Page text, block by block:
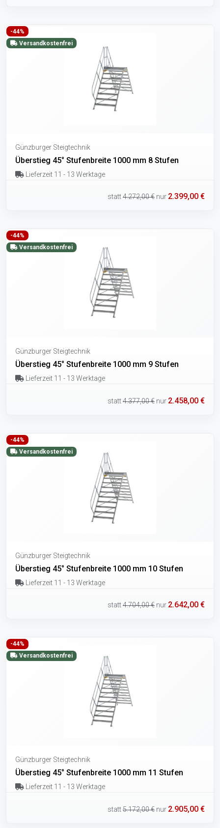
-44%
Versandkostenfrei
Günzburger Steigtechnik
Überstieg 45° Stufenbreite 1000 mm 8 Stufen
Lieferzeit 11 - 13 Werktage
statt4.272,00 € nur 2.399,00 €
-44%
Versandkostenfrei
Günzburger Steigtechnik
Überstieg 45° Stufenbreite 1000 mm 9 Stufen
Lieferzeit 11 - 13 Werktage
statt4.377,00 € nur 2.458,00 €
-44%
Versandkostenfrei
Günzburger Steigtechnik
Überstieg 45° Stufenbreite 1000 mm 10 Stufen
Lieferzeit 11 - 13 Werktage
statt4.704,00 € nur 2.642,00 €
-44%
Versandkostenfrei
Günzburger Steigtechnik
Überstieg 45° Stufenbreite 1000 mm 11 Stufen
Lieferzeit 11 - 13 Werktage
statt5.172,00 € nur 2.905,00 €